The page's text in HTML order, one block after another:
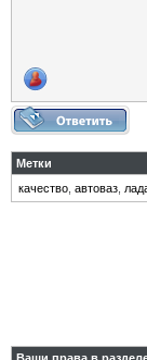
Метки
качество автоваз